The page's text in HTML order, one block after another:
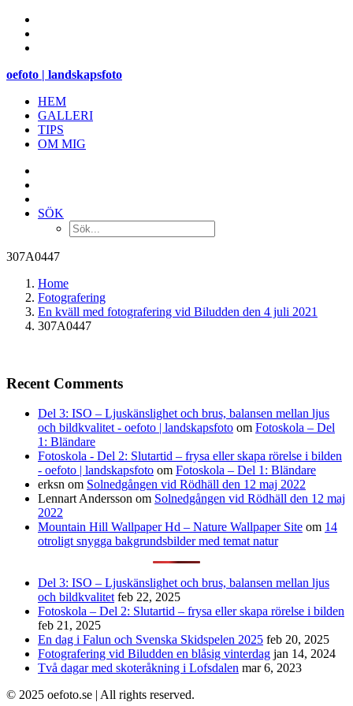
oefoto | landskapsfoto
HEM
GALLERI
TIPS
OM MIG
SÖK
307A0447
Home
Fotografering
En kväll med fotografering vid Biludden den 4 juli 2021
307A0447
Recent Comments
Del 3: ISO – Ljuskänslighet och brus, balansen mellan ljus
och bildkvalitet - oefoto | landskapsfoto om Fotoskola – Del
1: Bländare
Fotoskola - Del 2: Slutartid – frysa eller skapa rörelse i bilden
- oefoto | landskapsfoto om Fotoskola – Del 1: Bländare
erksn om Solnedgången vid Rödhäll den 12 maj 2022
Lennart Andersson om Solnedgången vid Rödhäll den 12 maj
2022
Mountain Hill Wallpaper Hd – Nature Wallpaper Site om 14
otroligt snygga bakgrundsbilder med temat natur
Del 3: ISO – Ljuskänslighet och brus, balansen mellan ljus
och bildkvalitet feb 22, 2025
Fotoskola – Del 2: Slutartid – frysa eller skapa rörelse i bilden
feb 21, 2025
En dag i Falun och Svenska Skidspelen 2025 feb 20, 2025
Fotografering vid Biludden en blåsig vinterdag jan 14, 2024
Två dagar med skoteråkning i Lofsdalen mar 6, 2023
© 2025 oefoto.se | All rights reserved.